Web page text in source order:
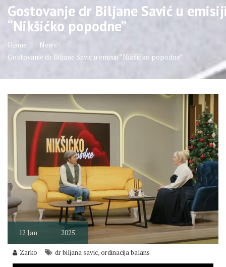
Gostovanje dr Biljane Savić u
“Nikšićko popodne”
Home
News
Gostovanje dr Biljane Savić u emisiji “Nikšićko popodne”
12 Jan 2025
Zarko dr biljana savic,ordinacija balans